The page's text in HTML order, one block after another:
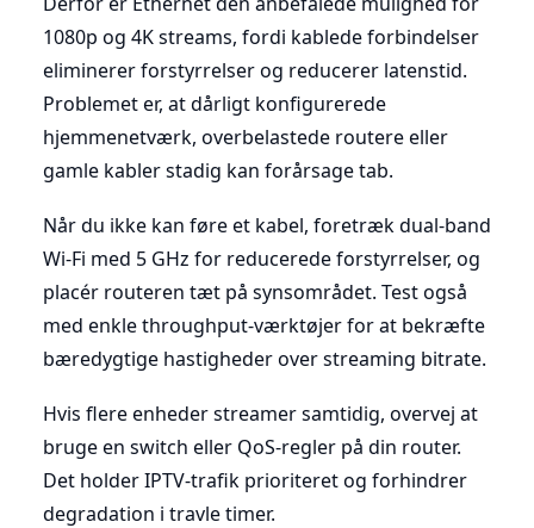
1080p og 4K streams, fordi kablede forbindelser
eliminerer forstyrrelser og reducerer latenstid.
Problemet er, at dårligt konfigurerede
hjemmenetværk, overbelastede routere eller
gamle kabler stadig kan forårsage tab.
Når du ikke kan føre et kabel, foretræk dual-band
Wi-Fi med 5 GHz for reducerede forstyrrelser, og
placér routeren tæt på synsområdet. Test også
med enkle throughput-værktøjer for at bekræfte
bæredygtige hastigheder over streaming bitrate.
Hvis flere enheder streamer samtidig, overvej at
bruge en switch eller QoS-regler på din router.
Det holder IPTV-trafik prioriteret og forhindrer
degradation i travle timer.